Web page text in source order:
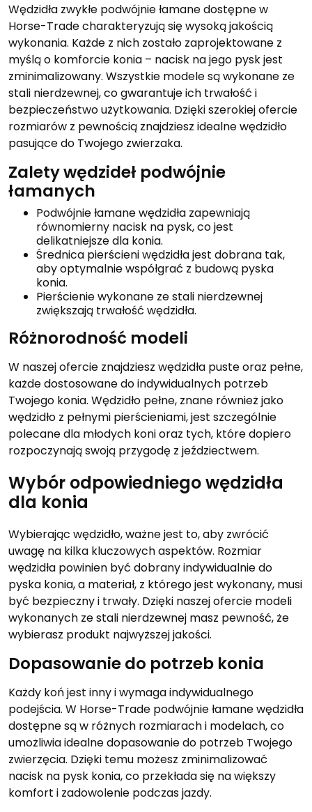
Wędzidła zwykłe podwójnie łamane dostępne w
Horse-Trade charakteryzują się wysoką jakością
wykonania. Każde z nich zostało zaprojektowane z
myślą o komforcie konia – nacisk na jego pysk jest
zminimalizowany. Wszystkie modele są wykonane ze
stali nierdzewnej, co gwarantuje ich trwałość i
bezpieczeństwo użytkowania. Dzięki szerokiej ofercie
rozmiarów z pewnością znajdziesz idealne wędzidło
pasujące do Twojego zwierzaka.
Zalety wędzideł podwójnie
łamanych
Podwójnie łamane wędzidła zapewniają
równomierny nacisk na pysk, co jest
delikatniejsze dla konia.
Średnica pierścieni wędzidła jest dobrana tak,
aby optymalnie współgrać z budową pyska
konia.
Pierścienie wykonane ze stali nierdzewnej
zwiększają trwałość wędzidła.
Różnorodność modeli
W naszej ofercie znajdziesz wędzidła puste oraz pełne,
każde dostosowane do indywidualnych potrzeb
Twojego konia. Wędzidło pełne, znane również jako
wędzidło z pełnymi pierścieniami, jest szczególnie
polecane dla młodych koni oraz tych, które dopiero
rozpoczynają swoją przygodę z jeździectwem.
Wybór odpowiedniego wędzidła
dla konia
Wybierając wędzidło, ważne jest to, aby zwrócić
uwagę na kilka kluczowych aspektów. Rozmiar
wędzidła powinien być dobrany indywidualnie do
pyska konia, a materiał, z którego jest wykonany, musi
być bezpieczny i trwały. Dzięki naszej ofercie modeli
wykonanych ze stali nierdzewnej masz pewność, że
wybierasz produkt najwyższej jakości.
Dopasowanie do potrzeb konia
Każdy koń jest inny i wymaga indywidualnego
podejścia. W Horse-Trade podwójnie łamane wędzidła
dostępne są w różnych rozmiarach i modelach, co
umożliwia idealne dopasowanie do potrzeb Twojego
zwierzęcia. Dzięki temu możesz zminimalizować
nacisk na pysk konia, co przekłada się na większy
komfort i zadowolenie podczas jazdy.